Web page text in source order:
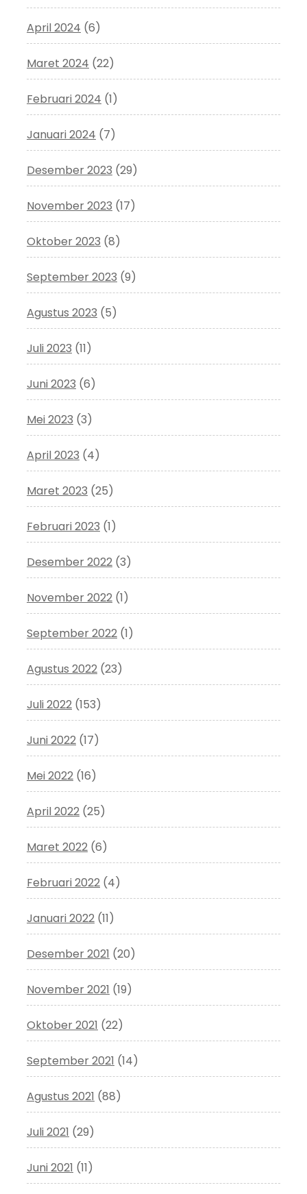
April 2024 (6)
Maret 2024 (22)
Februari 2024 (1)
Januari 2024 (7)
Desember 2023 (29)
November 2023 (17)
Oktober 2023 (8)
September 2023 (9)
Agustus 2023 (5)
Juli 2023 (11)
Juni 2023 (6)
Mei 2023 (3)
April 2023 (4)
Maret 2023 (25)
Februari 2023 (1)
Desember 2022 (3)
November 2022 (1)
September 2022 (1)
Agustus 2022 (23)
Juli 2022 (153)
Juni 2022 (17)
Mei 2022 (16)
April 2022 (25)
Maret 2022 (6)
Februari 2022 (4)
Januari 2022 (11)
Desember 2021 (20)
November 2021 (19)
Oktober 2021 (22)
September 2021 (14)
Agustus 2021 (88)
Juli 2021 (29)
Juni 2021 (11)